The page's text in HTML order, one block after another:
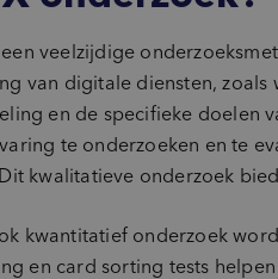
een veelzijdige
van digitale diensten, zoals
en de specifieke doelen
te onderzoeken en te
kwalitatieve onderzoek
kwantitatief onderzoek
en card sorting tests